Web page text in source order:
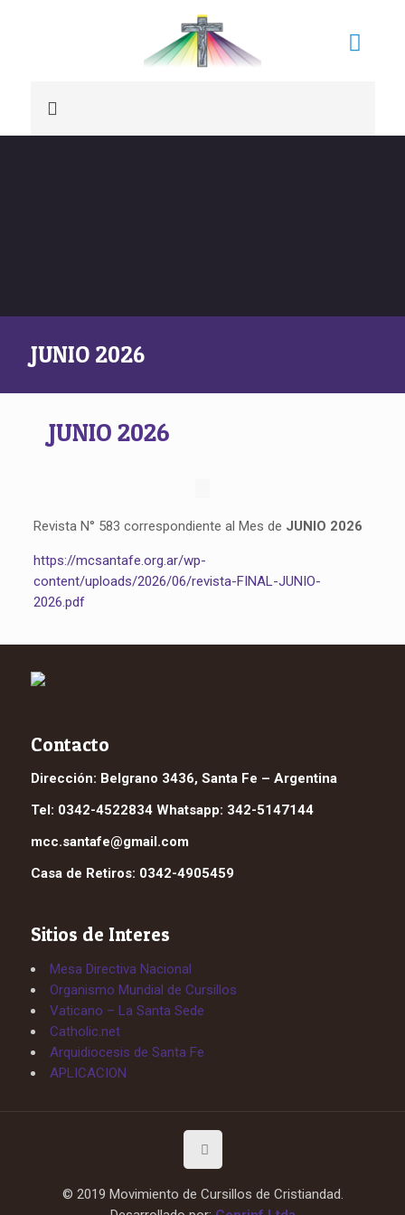
JUNIO 2026
JUNIO 2026
Revista N° 583 correspondiente al Mes de JUNIO 2026
https://mcsantafe.org.ar/wp-
content/uploads/2026/06/revista-FINAL-JUNIO-
2026.pdf
Contacto
Dirección: Belgrano 3436, Santa Fe – Argentina
Tel: 0342-4522834 Whatsapp: 342-5147144
mcc.santafe@gmail.com
Casa de Retiros: 0342-4905459
Sitios de Interes
Mesa Directiva Nacional
Organismo Mundial de Cursillos
Vaticano – La Santa Sede
Catholic.net
Arquidiocesis de Santa Fe
APLICACION
© 2019 Movimiento de Cursillos de Cristiandad.